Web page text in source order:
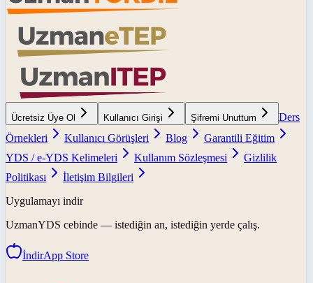
Ücretsiz Üye Ol Kullanıcı Girişi Şifremi Unuttum
Ders
Örnekleri
Kullanıcı Görüşleri Blog
Garantili Eğitim
YDS / e-YDS Kelimeleri
Kullanım Sözleşmesi
Gizlilik
Politikası
İletişim Bilgileri
Uygulamayı indir
UzmanYDS cebinde — istediğin an, istediğin yerde çalış.
İndirApp Store